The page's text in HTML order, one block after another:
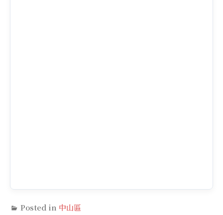
Posted in 中山區